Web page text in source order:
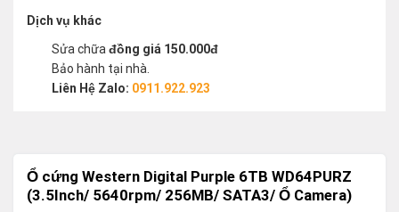
Dịch vụ khác
Sửa chữa đồng giá 150.000đ
Bảo hành tại nhà.
Liên Hệ Zalo: 0911.922.923
Ổ cứng Western Digital Purple 6TB WD64PURZ
(3.5Inch/ 5640rpm/ 256MB/ SATA3/ Ổ Camera)